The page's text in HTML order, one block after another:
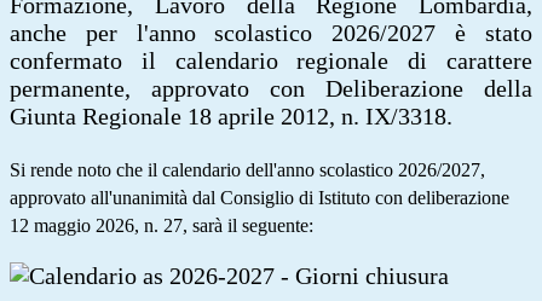
anche per l'anno scolastico 2026/2027 è stato
confermato il calendario regionale di carattere
permanente, approvato con Deliberazione della
Giunta Regionale 18 aprile 2012, n. IX/3318.
Si rende noto che il calendario dell'anno scolastico 2026/2027,
approvato all'unanimità dal Consiglio di Istituto con deliberazione
12 maggio 2026, n. 27, sarà il seguente: